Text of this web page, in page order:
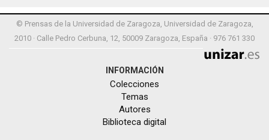
© Prensas de la Universidad de Zaragoza, Universidad de Zaragoza,
2010 · Calle Pedro Cerbuna, 12, 50009 Zaragoza, España · 976 761 330
INFORMACIÓN
Colecciones
Temas
Autores
Biblioteca digital